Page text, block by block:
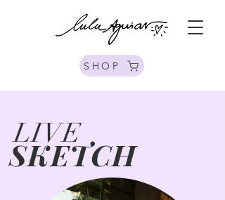
SHOP
SKETCH
LIVE